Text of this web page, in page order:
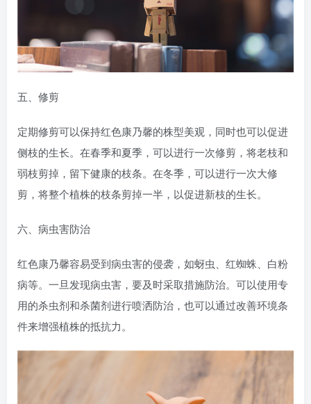
五、修剪
定期修剪可以保持红色康乃馨的株型美观，同时也可以促进
侧枝的生长。在春季和夏季，可以进行一次修剪，将老枝和
弱枝剪掉，留下健康的枝条。在冬季，可以进行一次大修
剪，将整个植株的枝条剪掉一半，以促进新枝的生长。
六、病虫害防治
红色康乃馨容易受到病虫害的侵袭，如蚜虫、红蜘蛛、白粉
病等。一旦发现病虫害，要及时采取措施防治。可以使用专
用的杀虫剂和杀菌剂进行喷洒防治，也可以通过改善环境条
件来增强植株的抵抗力。